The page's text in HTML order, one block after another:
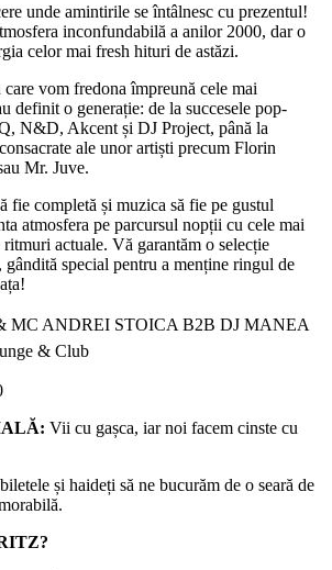
unde amintirile se întâlnesc cu prezentul!
inconfundabilă a anilor 2000, dar o
celor mai fresh hituri de astăzi.
vom fredona împreună cele mai
definit o generație: de la succesele pop-
N&D, Akcent și DJ Project, până la
ale unor artiști precum Florin
Mr. Juve.
fie completă și muzica să fie pe gustul
atmosfera pe parcursul nopții cu cele mai
actuale. Vă garantăm o selecție
special pentru a menține ringul de
MC ANDREI STOICA B2B DJ MANEA
& Club
Vii cu gașca, iar noi facem cinste cu
și haideți să ne bucurăm de o seară de